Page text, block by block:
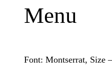
Menu
Font: Montserrat, Size